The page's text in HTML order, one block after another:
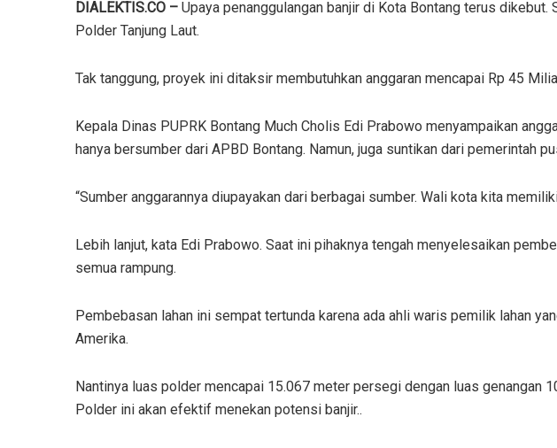
DIALEKTIS.CO – Upaya penanggulangan banjir di Kota Bontang terus dikebut.
Polder Tanjung Laut.
Tak tanggung, proyek ini ditaksir membutuhkan anggaran mencapai Rp 45
Kepala Dinas PUPRK Bontang Much Cholis Edi Prabowo menyampaikan
hanya bersumber dari APBD Bontang. Namun, juga suntikan dari pemerintah
“Sumber anggarannya diupayakan dari berbagai sumber. Wali kota kita
Lebih lanjut, kata Edi Prabowo. Saat ini pihaknya tengah menyelesaikan
semua rampung.
Pembebasan lahan ini sempat tertunda karena ada ahli waris pemilik lahan
Amerika.
Nantinya luas polder mencapai 15.067 meter persegi dengan luas genangan
Polder ini akan efektif menekan potensi banjir..